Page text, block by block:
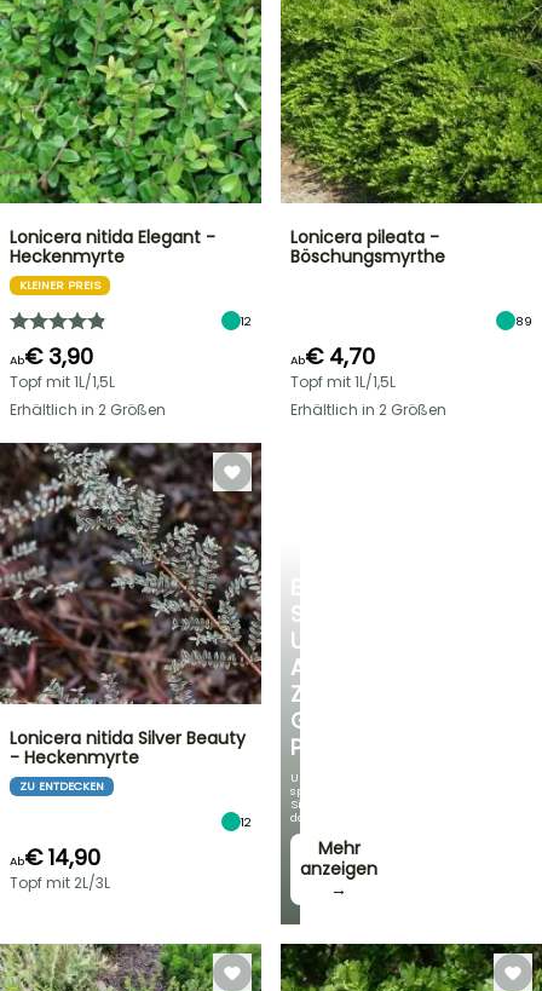
SIE
UNSERE
AUSWAHL
ZU
GÜNSTIGEN
PREISEN
Und
sparen
Sie
dabei!
Mehr
anzeigen
→
Lonicera nitida Elegant -
Heckenmyrte
KLEINER PREIS
12
Ab€ 3,90
Topf mit 1L/1,5L
Erhältlich in 2 Größen
Lonicera pileata -
Böschungsmyrthe
89
Ab€ 4,70
Topf mit 1L/1,5L
Erhältlich in 2 Größen
Lonicera nitida Silver Beauty
- Heckenmyrte
ZU ENTDECKEN
12
Ab€ 14,90
Topf mit 2L/3L